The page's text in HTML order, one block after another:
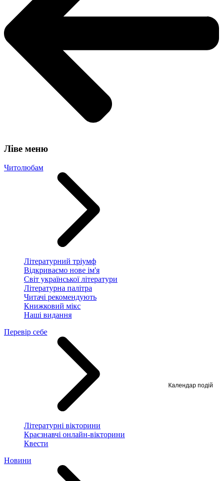
Ліве меню
Читолюбам
Літературний тріумф
Відкриваємо нове ім'я
Світ української літератури
Літературна палітра
Читачі рекомендують
Книжковий мікс
Наші видання
Перевір себе
Літературні вікторини
Краєзнавчі онлайн-вікторини
Квести
Новини
Календар подій